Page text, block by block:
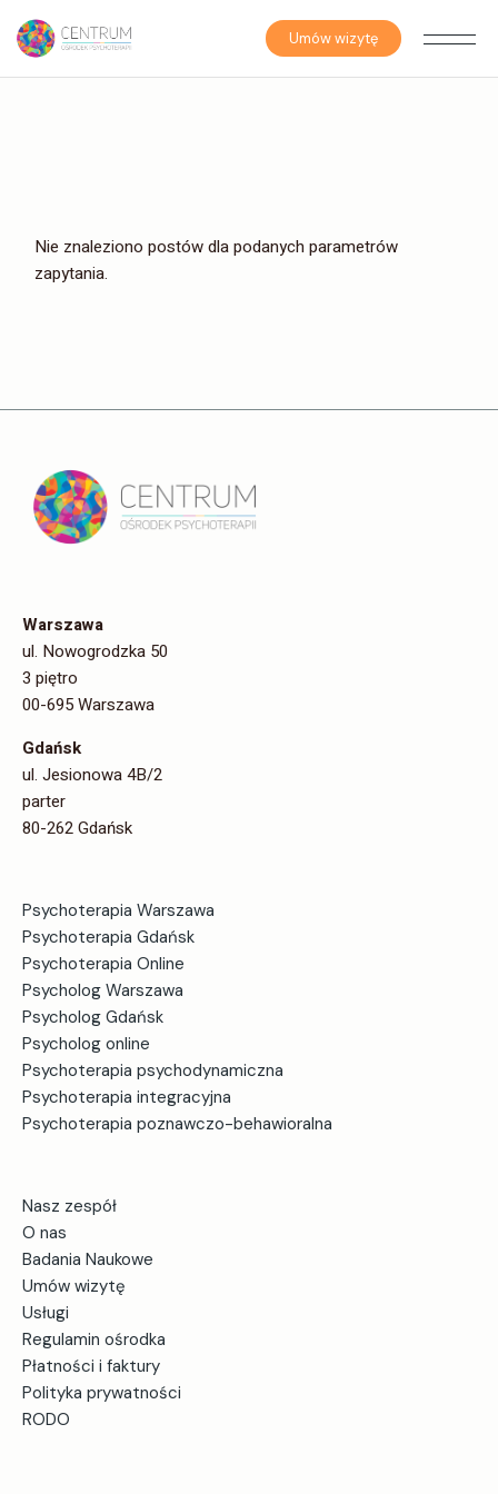
the
content
Umów wizytę
Nie znaleziono postów dla podanych parametrów
zapytania.
Warszawa
ul. Nowogrodzka 50
3 piętro
00-695 Warszawa
Gdańsk
ul. Jesionowa 4B/2
parter
80-262 Gdańsk
Psychoterapia Warszawa
Psychoterapia Gdańsk
Psychoterapia Online
Psycholog Warszawa
Psycholog Gdańsk
Psycholog online
Psychoterapia psychodynamiczna
Psychoterapia integracyjna
Psychoterapia poznawczo-behawioralna
Nasz zespół
O nas
Badania Naukowe
Umów wizytę
Usługi
Regulamin ośrodka
Płatności i faktury
Polityka prywatności
RODO